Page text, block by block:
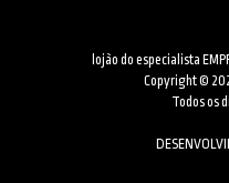
lojão do especialista
Copyright ©
Todos os